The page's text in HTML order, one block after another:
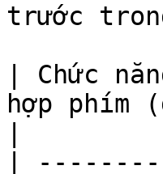
trước
| Chức
hợp phím
|